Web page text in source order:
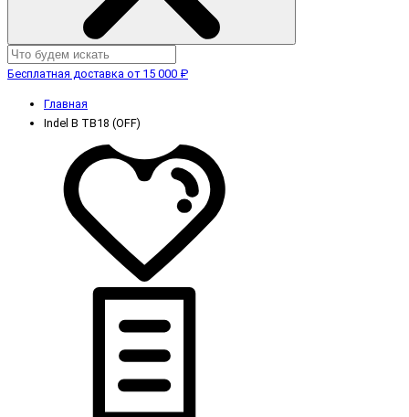
Бесплатная доставка от 15 000 ₽
Главная
Indel B TB18 (OFF)